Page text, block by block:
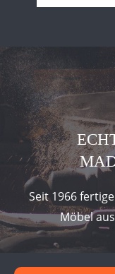
Seit 1966
Möbel